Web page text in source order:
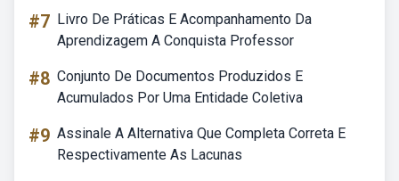
#7 Livro De Práticas E Acompanhamento Da
Aprendizagem A Conquista Professor
#8 Conjunto De Documentos Produzidos E
Acumulados Por Uma Entidade Coletiva
#9 Assinale A Alternativa Que Completa Correta E
Respectivamente As Lacunas